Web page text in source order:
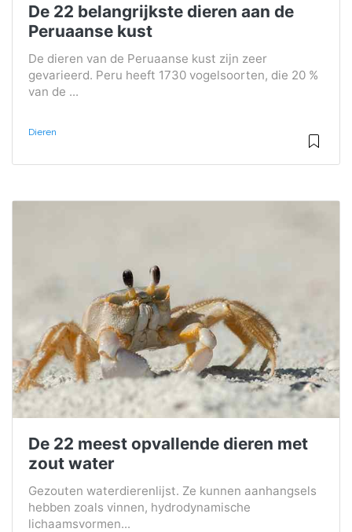
De 22 belangrijkste dieren aan de
Peruaanse kust
De dieren van de Peruaanse kust zijn zeer
gevarieerd. Peru heeft 1730 vogelsoorten, die 20 %
van de ...
Dieren
De 22 meest opvallende dieren met
zout water
Gezouten waterdierenlijst. Ze kunnen aanhangsels
hebben zoals vinnen, hydrodynamische
lichaamsvormen...